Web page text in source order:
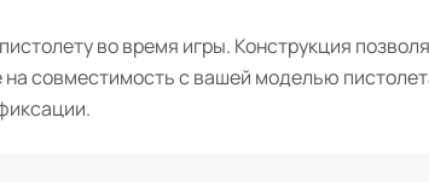
во время игры. Конструкция
совместимость с вашей моделью